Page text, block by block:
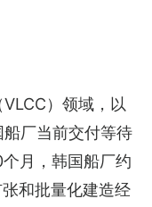
）领域，以
厂当前交付等待
月，韩国船厂约
和批量化建造经